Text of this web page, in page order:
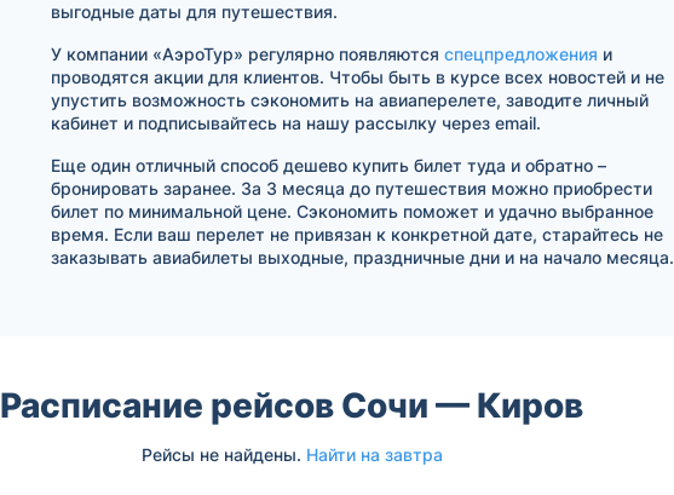
выгодные даты для путешествия.
У компании «АэроТур» регулярно появляются спецпредложения и
проводятся акции для клиентов. Чтобы быть в курсе всех новостей и не
упустить возможность сэкономить на авиаперелете, заводите личный
кабинет и подписывайтесь на нашу рассылку через email.
Еще один отличный способ дешево купить билет туда и обратно –
бронировать заранее. За 3 месяца до путешествия можно приобрести
билет по минимальной цене. Сэкономить поможет и удачно выбранное
время. Если ваш перелет не привязан к конкретной дате, старайтесь не
заказывать авиабилеты выходные, праздничные дни и на начало месяца.
Расписание рейсов Сочи — Киров
Рейсы не найдены. Найти на завтра